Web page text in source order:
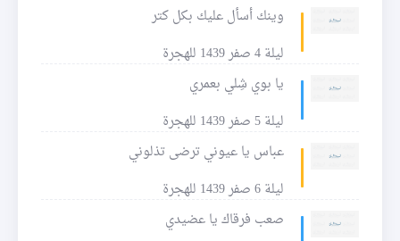
وينك أسأل عليك بكل كتر
ليلة 4 صفر 1439 للهجرة
يا بوي شِلي بعمري
ليلة 5 صفر 1439 للهجرة
عباس يا عيوني ترضى تذلوني
ليلة 6 صفر 1439 للهجرة
صعب فرقاك يا عضيدي